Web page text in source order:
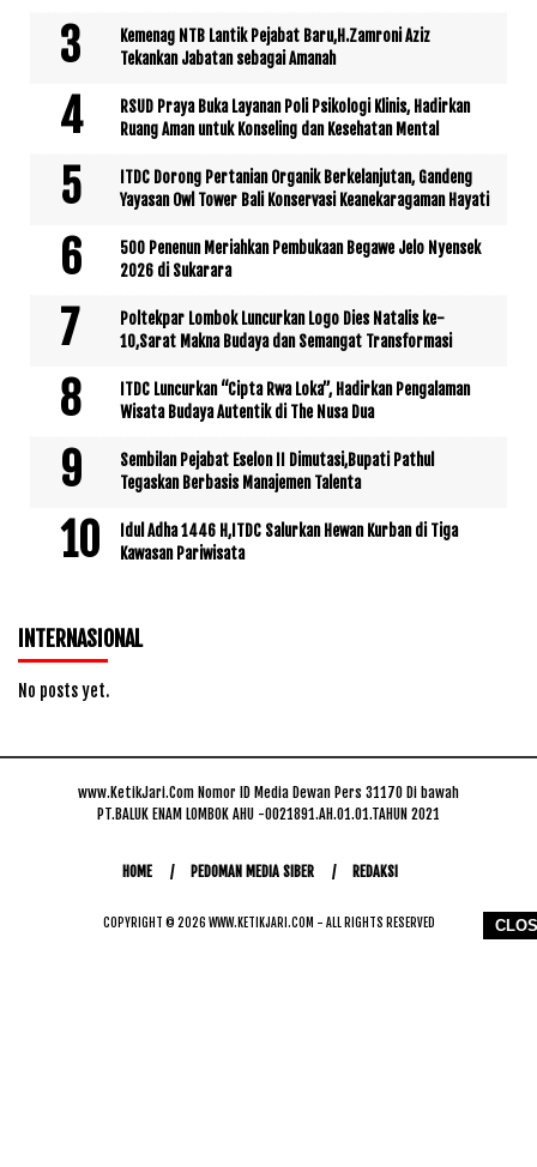
Kemenag NTB Lantik Pejabat Baru,H.Zamroni Aziz
Tekankan Jabatan sebagai Amanah
RSUD Praya Buka Layanan Poli Psikologi Klinis, Hadirkan
Ruang Aman untuk Konseling dan Kesehatan Mental
ITDC Dorong Pertanian Organik Berkelanjutan, Gandeng
Yayasan Owl Tower Bali Konservasi Keanekaragaman Hayati
500 Penenun Meriahkan Pembukaan Begawe Jelo Nyensek
2026 di Sukarara
Poltekpar Lombok Luncurkan Logo Dies Natalis ke-
10,Sarat Makna Budaya dan Semangat Transformasi
ITDC Luncurkan “Cipta Rwa Loka”, Hadirkan Pengalaman
Wisata Budaya Autentik di The Nusa Dua
Sembilan Pejabat Eselon II Dimutasi,Bupati Pathul
Tegaskan Berbasis Manajemen Talenta
Idul Adha 1446 H,ITDC Salurkan Hewan Kurban di Tiga
Kawasan Pariwisata
INTERNASIONAL
No posts yet.
www.KetikJari.Com Nomor ID Media Dewan Pers 31170 Di bawah
PT.BALUK ENAM LOMBOK AHU -0021891.AH.01.01.TAHUN 2021
HOME PEDOMAN MEDIA SIBER REDAKSI
COPYRIGHT © 2026 WWW.KETIKJARI.COM - ALL RIGHTS RESERVED